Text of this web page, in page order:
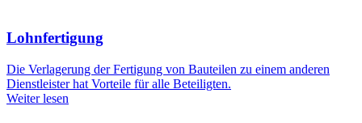
Lohnfertigung
Die Verlagerung der Fertigung von Bauteilen zu einem anderen
Dienstleister hat Vorteile für alle Beteiligten.
Weiter lesen